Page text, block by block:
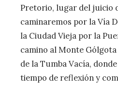
Pretorio, lugar del juicio
caminaremos por la Vía
la Ciudad Vieja por la
camino al Monte Gólgota
de la Tumba Vacía,
tiempo de reflexión y